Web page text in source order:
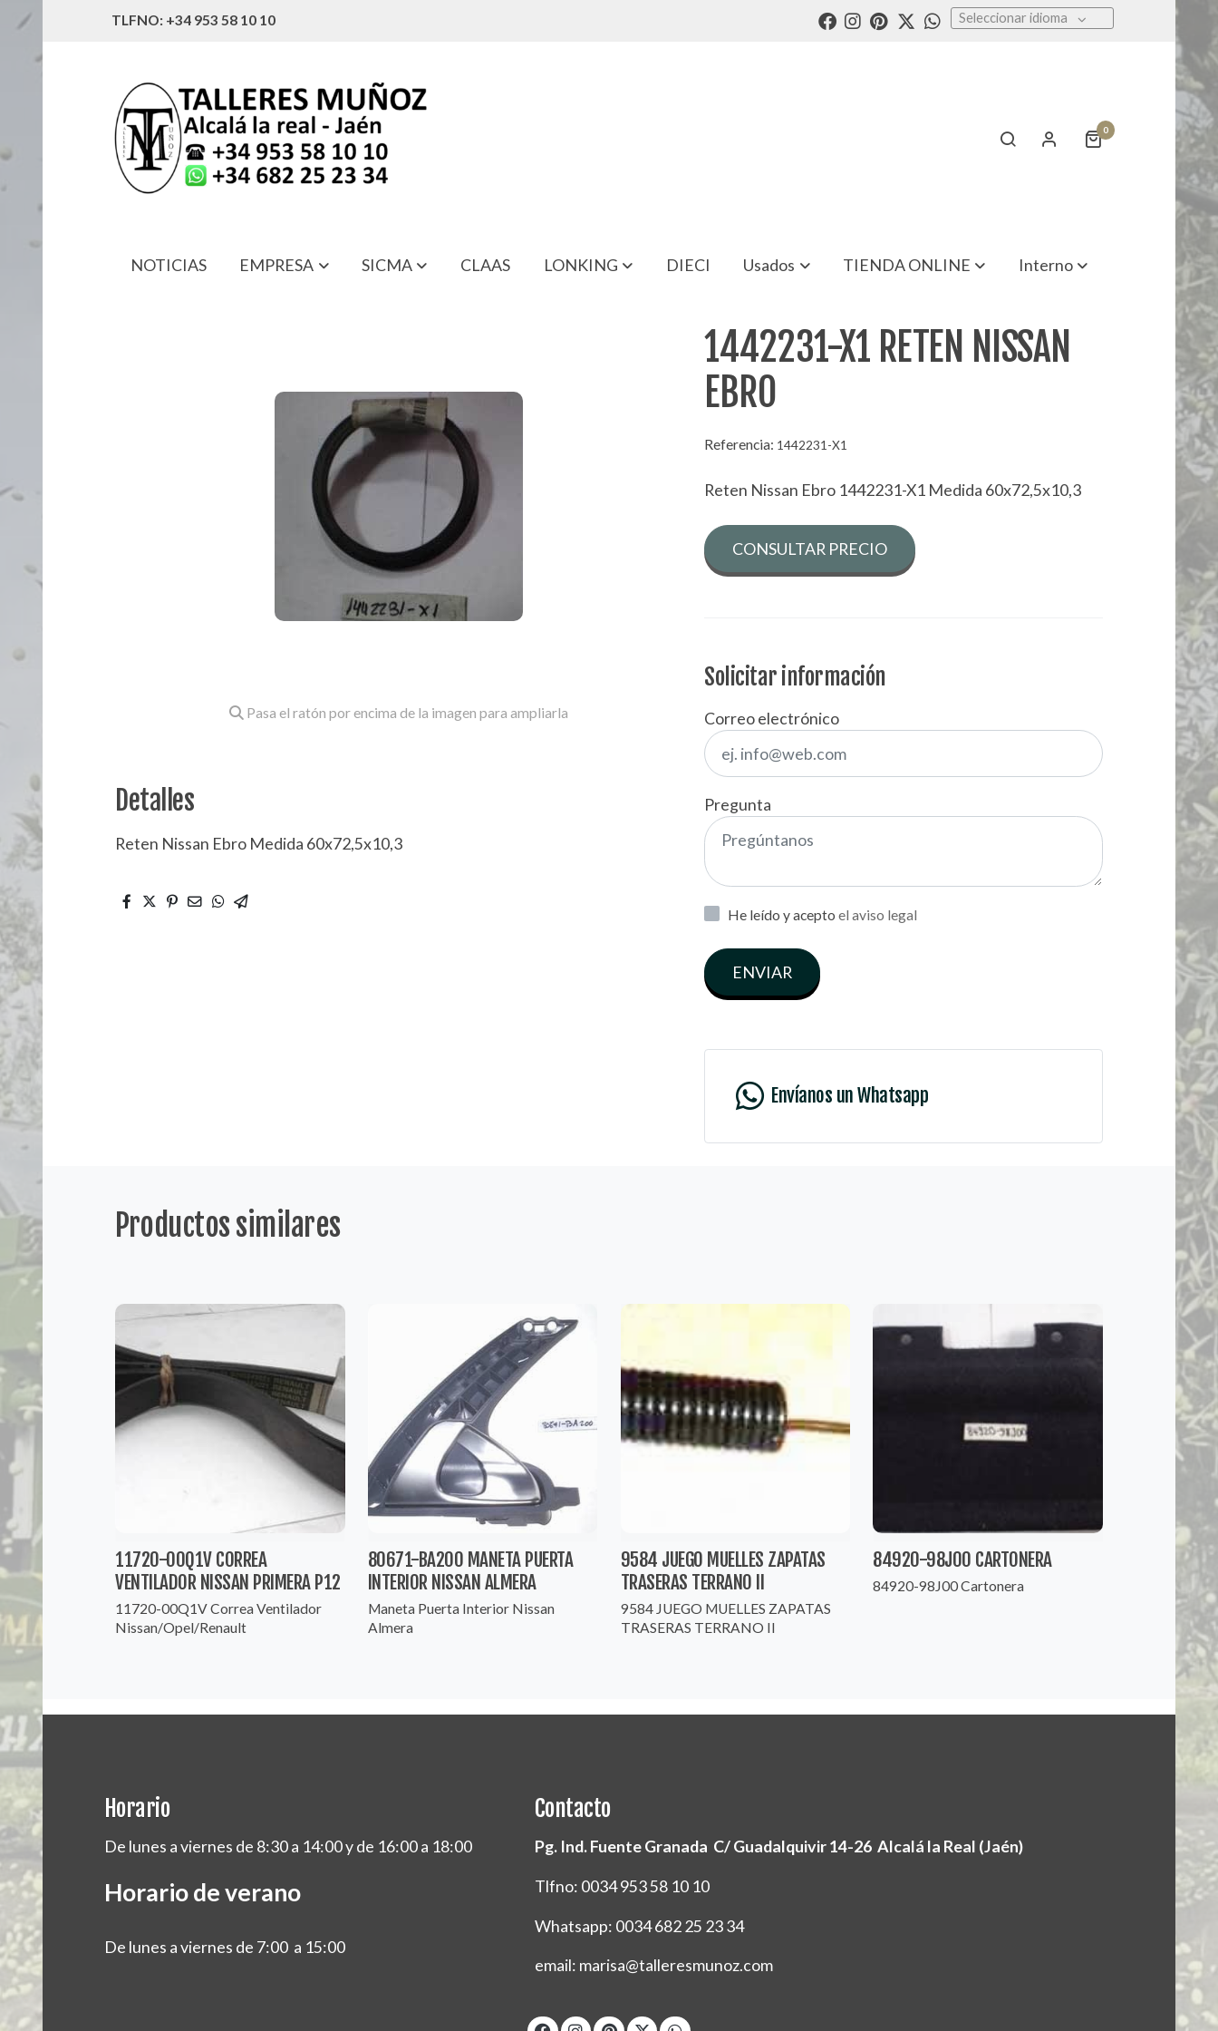
TLFNO: +34 953 58 10 10 Seleccionar idioma
0
NOTICIAS EMPRESA SICMA CLAAS LONKING DIECI Usados TIENDA ONLINE Interno
1442231-X1 RETEN NISSAN EBRO
Pasa el ratón por encima de la imagen para ampliarla
Detalles
Reten Nissan Ebro Medida 60x72,5x10,3
1442231-X1 RETEN NISSAN
EBRO
Referencia: 1442231-X1
Reten Nissan Ebro 1442231-X1 Medida 60x72,5x10,3
CONSULTAR PRECIO
Solicitar información
Correo electrónico
Pregunta
He leído y acepto el aviso legal
ENVIAR
Envíanos un Whatsapp
Productos similares
11720-00Q1V CORREA
VENTILADOR NISSAN PRIMERA P12
11720-00Q1V Correa Ventilador
Nissan/Opel/Renault
80671-BA200 MANETA PUERTA
INTERIOR NISSAN ALMERA
Maneta Puerta Interior Nissan
Almera
9584 JUEGO MUELLES ZAPATAS
TRASERAS TERRANO II
9584 JUEGO MUELLES ZAPATAS
TRASERAS TERRANO II
84920-98J00 CARTONERA
84920-98J00 Cartonera
Horario
De lunes a viernes de 8:30 a 14:00 y de 16:00 a 18:00
Horario de verano
De lunes a viernes de 7:00 a 15:00
Contacto
Pg. Ind. Fuente Granada C/ Guadalquivir 14-26 Alcalá la Real (Jaén)
Tlfno: 0034 953 58 10 10
Whatsapp: 0034 682 25 23 34
email: marisa@talleresmunoz.com